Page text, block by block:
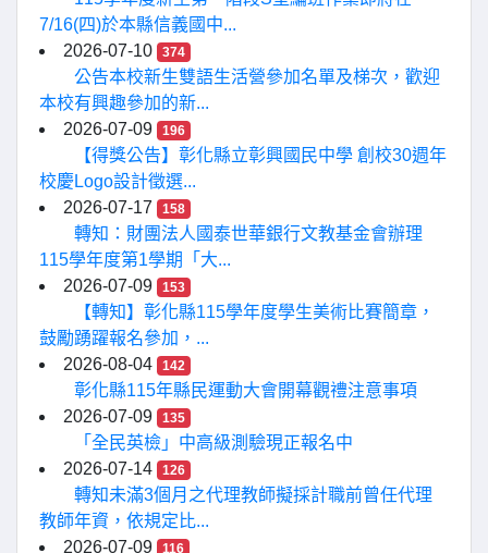
7/16(四)於本縣信義國中...
2026-07-10
374
公告本校新生雙語生活營參加名單及梯次，歡迎
本校有興趣參加的新...
2026-07-09
196
【得獎公告】彰化縣立彰興國民中學 創校30週年
校慶Logo設計徵選...
2026-07-17
158
轉知：財團法人國泰世華銀行文教基金會辦理
115學年度第1學期「大...
2026-07-09
153
【轉知】彰化縣115學年度學生美術比賽簡章，
鼓勵踴躍報名參加，...
2026-08-04
142
彰化縣115年縣民運動大會開幕觀禮注意事項
2026-07-09
135
「全民英檢」中高級測驗現正報名中
2026-07-14
126
轉知未滿3個月之代理教師擬採計職前曾任代理
教師年資，依規定比...
2026-07-09
116